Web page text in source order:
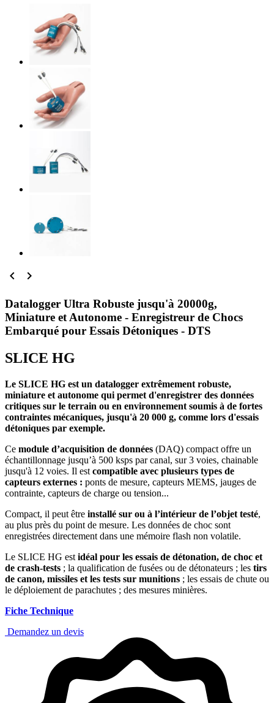
 
Datalogger Ultra Robuste jusqu'à 20000g,
Miniature et Autonome - Enregistreur de Chocs
Embarqué pour Essais Détoniques - DTS
SLICE HG
Le SLICE HG est un datalogger extrêmement robuste,
miniature et autonome qui permet d'enregistrer des données
critiques sur le terrain ou en environnement soumis à de fortes
contraintes mécaniques, jusqu'à 20 000 g, comme lors d'essais
détoniques par exemple.
Ce module d’acquisition de données (DAQ) compact offre un
échantillonnage jusqu’à 500 ksps par canal, sur 3 voies, chainable
jusqu'à 12 voies. Il est compatible avec plusieurs types de
capteurs externes : ponts de mesure, capteurs MEMS, jauges de
contrainte, capteurs de charge ou tension...
Compact, il peut être installé sur ou à l’intérieur de l’objet testé,
au plus près du point de mesure. Les données de choc sont
enregistrées directement dans une mémoire flash non volatile.
Le SLICE HG est idéal pour les essais de détonation, de choc et
de crash-tests ; la qualification de fusées ou de détonateurs ; les tirs
de canon, missiles et les tests sur munitions ; les essais de chute ou
le déploiement de parachutes ; des mesures minières.
Fiche Technique
Demandez un devis